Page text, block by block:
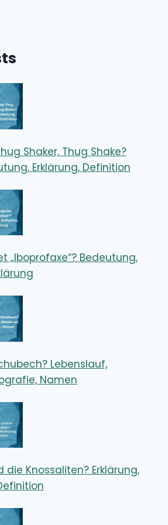
Shaker, Thug Shake?
Erklärung, Definition
„Iboprofaxe“? Bedeutung,
Lebenslauf,
Namen
die Knossaliten? Erklärung,